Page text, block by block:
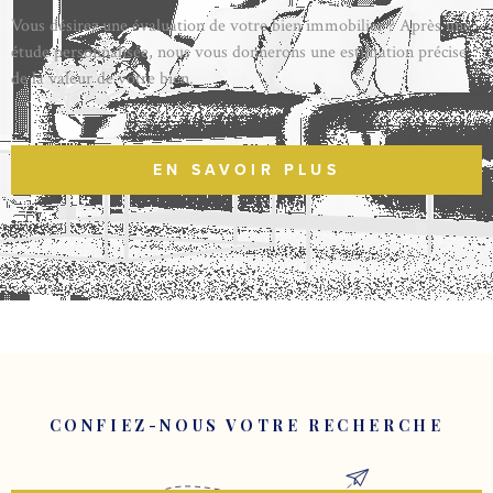
Vous désirez une évaluation de votre bien immobilier ? Après une
étude personnalisée, nous vous donnerons une estimation précise
de la valeur de votre bien.
EN SAVOIR PLUS
CONFIEZ-NOUS VOTRE RECHERCHE